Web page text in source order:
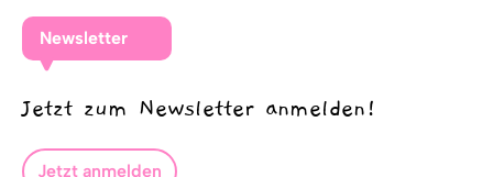
Newsletter
Jetzt zum Newsletter anmelden!
Jetzt anmelden